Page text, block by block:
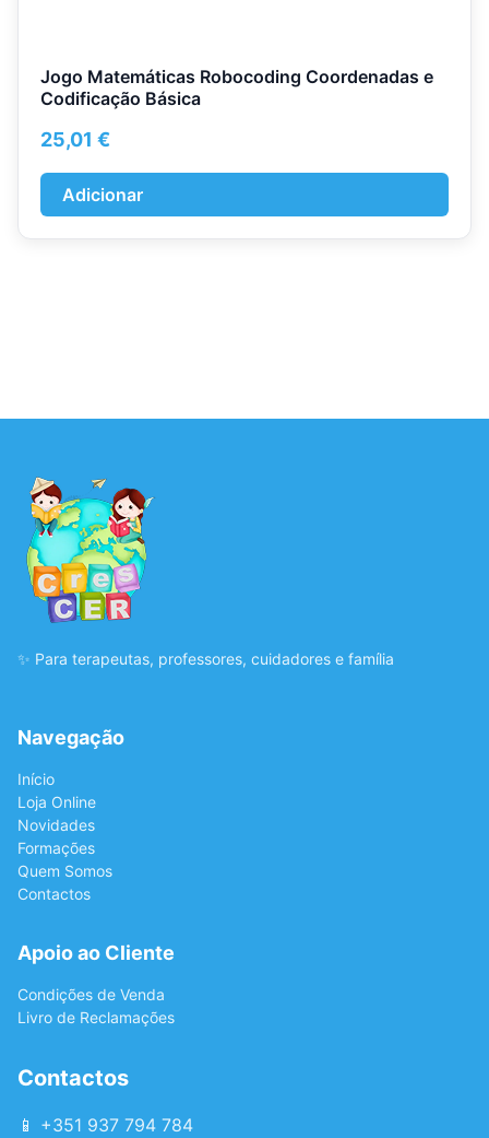
Jogo Matemáticas Robocoding Coordenadas e
Codificação Básica
25,01 €
Adicionar
✨ Para terapeutas, professores, cuidadores e família
Navegação
Início
Loja Online
Novidades
Formações
Quem Somos
Contactos
Apoio ao Cliente
Condições de Venda
Livro de Reclamações
Contactos
📱 +351 937 794 784